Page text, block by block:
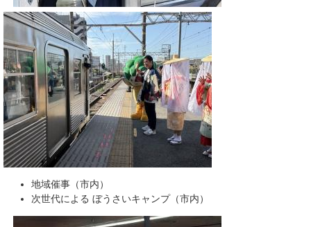
地域催事（市内）
次世代による ぼうさいキャンプ（市内）